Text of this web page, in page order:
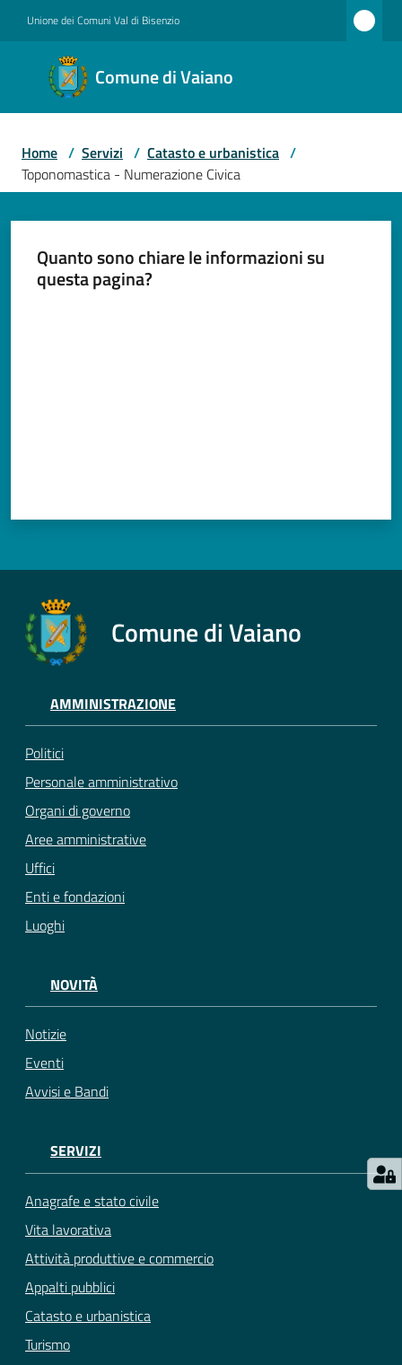
Unione dei Comuni Val di Bisenzio
Comune di Vaiano
Comune
di
Vaiano
Amministrazione
Novità
Seguici
Home / Servizi / Catasto e urbanistica /
Toponomastica - Numerazione Civica
Quanto sono chiare le informazioni su
questa pagina?
Comune di Vaiano
AMMINISTRAZIONE
Politici
Personale amministrativo
Organi di governo
Aree amministrative
Uffici
Enti e fondazioni
Luoghi
NOVITÀ
Notizie
Eventi
Avvisi e Bandi
SERVIZI
Anagrafe e stato civile
Vita lavorativa
Attività produttive e commercio
Appalti pubblici
Catasto e urbanistica
Turismo